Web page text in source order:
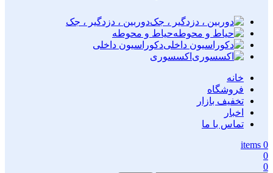
دوربین ، دزدگیر ، جک
حیاط و محوطه
دکوراسیون داخلی
اکسسوری
خانه
فروشگاه
تخفیف بازار
اخبار
تماس با ما
0
items
0
0